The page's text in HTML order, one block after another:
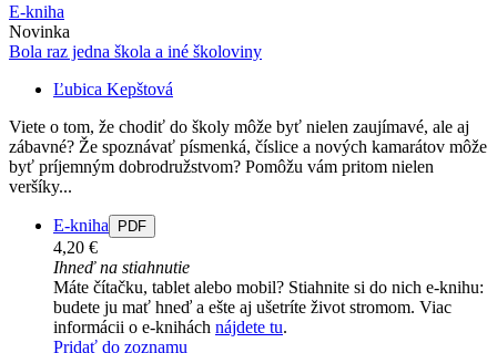
E-kniha
Novinka
Bola raz jedna škola a iné školoviny
Ľubica Kepštová
Viete o tom, že chodiť do školy môže byť nielen zaujímavé, ale aj
zábavné? Že spoznávať písmenká, číslice a nových kamarátov môže
byť príjemným dobrodružstvom? Pomôžu vám pritom nielen
veršíky...
E-kniha PDF
4,20 €
Ihneď na stiahnutie
Máte čítačku, tablet alebo mobil? Stiahnite si do nich e-knihu:
budete ju mať hneď a ešte aj ušetríte život stromom. Viac
informácii o e-knihách nájdete tu.
Pridať do zoznamu